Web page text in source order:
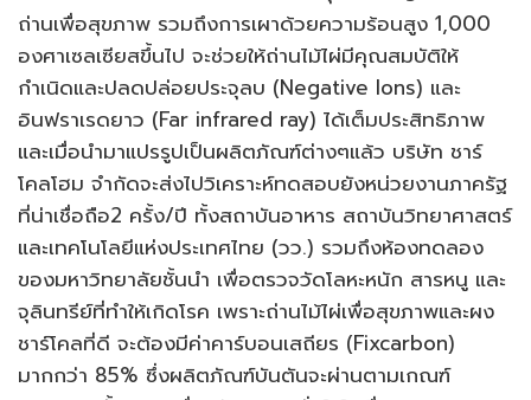
ถ่านเพื่อสุขภาพ รวมถึงการเผาด้วยความร้อนสูง 1,000
องศาเซลเซียสขึ้นไป จะช่วยให้ถ่านไม้ไผ่มีคุณสมบัติให้
กำเนิดและปลดปล่อยประจุลบ (Negative Ions) และ
อินฟราเรดยาว (Far infrared ray) ได้เต็มประสิทธิภาพ
และเมื่อนำมาแปรรูปเป็นผลิตภัณฑ์ต่างๆแล้ว บริษัท ชาร์
โคลโฮม จำกัดจะส่งไปวิเคราะห์ทดสอบยังหน่วยงานภาครัฐ
ที่น่าเชื่อถือ2 ครั้ง/ปี ทั้งสถาบันอาหาร สถาบันวิทยาศาสตร์
และเทคโนโลยีแห่งประเทศไทย (วว.) รวมถึงห้องทดลอง
ของมหาวิทยาลัยชั้นนำ เพื่อตรวจวัดโลหะหนัก สารหนู และ
จุลินทรีย์ที่ทำให้เกิดโรค เพราะถ่านไม้ไผ่เพื่อสุขภาพและผง
ชาร์โคลที่ดี จะต้องมีค่าคาร์บอนเสถียร (Fixcarbon)
มากกว่า 85% ซึ่งผลิตภัณฑ์บันตันจะผ่านตามเกณฑ์